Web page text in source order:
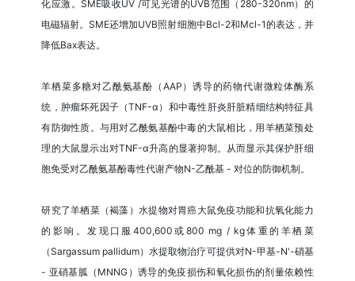
化应激。SME吸收UV /可见光谱的UVB范围（280-320nm）的
电磁辐射。SME还增加UVB照射细胞中Bcl-2和Mcl-1的表达，并
降低Bax表达。
羊栖菜多糖对乙酰氨基酚（AAP）诱导的药物代谢微粒体酶系
统，肿瘤坏死因子（TNF-α）和中毒性肝炎肝脏精细结构特征具
有防御性质。与用对乙酰氨基酚中毒的大鼠相比，用羊栖菜预处
理的大鼠显示出对TNF-α升高的显著抑制。从而显示其保护肝细
胞免受对乙酰氨基酚毒性代谢产物N-乙酰基 - 对位的防御机制。
研究了羊栖菜（褐藻）水提物对胃癌大鼠免疫功能和抗氧化能力
的影响。发现口服400,600或800 mg / kg体重的羊栖菜
（Sargassum pallidum）水提取物治疗可提供对N-甲基-N'-硝基
- 亚硝基胍（MNNG）诱导的免疫损伤和氧化损伤的剂量依赖性